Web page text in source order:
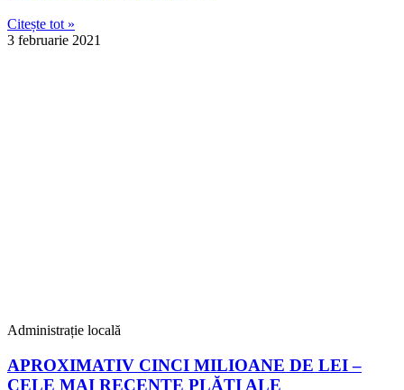
Citește tot »
3 februarie 2021
Administrație locală
APROXIMATIV CINCI MILIOANE DE LEI –
CELE MAI RECENTE PLĂŢI ALE